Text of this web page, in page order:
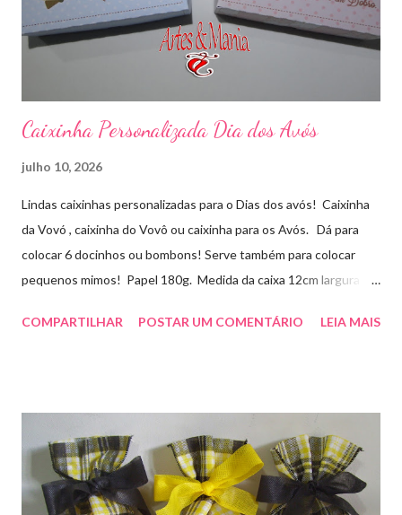
Caixinha Personalizada Dia dos Avós
julho 10, 2026
Lindas caixinhas personalizadas para o Dias dos avós! Caixinha
da Vovó , caixinha do Vovô ou caixinha para os Avós. Dá para
colocar 6 docinhos ou bombons! Serve também para colocar
pequenos mimos! Papel 180g. Medida da caixa 12cm largura x
entre em contato whatsapp . pelo e-mail :
COMPARTILHAR POSTAR UM COMENTÁRIO LEIA MAIS